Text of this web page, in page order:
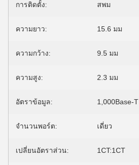
การติดตั้ง: สพม
ความยาว: 15.6 มม
ความกว้าง: 9.5 มม
ความสูง: 2.3 มม
อัตราข้อมูล: 1,000Base-T
จำนวนพอร์ต: เดี่ยว
เปลี่ยนอัตราส่วน: 1CT:1CT